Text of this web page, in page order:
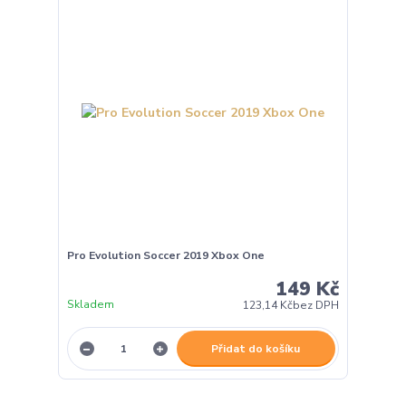
Pro Evolution Soccer 2019 Xbox One
149 Kč
123,14 Kčbez DPH
Skladem
Přidat do košíku